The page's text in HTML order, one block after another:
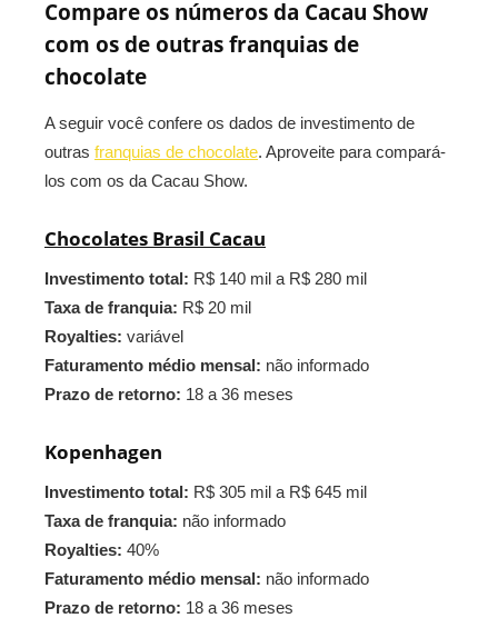
Compare os números da Cacau Show
com os de outras franquias de
chocolate
A seguir você confere os dados de investimento de
outras franquias de chocolate. Aproveite para compará-
los com os da Cacau Show.
Chocolates Brasil Cacau
Investimento total: R$ 140 mil a R$ 280 mil
Taxa de franquia: R$ 20 mil
Royalties: variável
Faturamento médio mensal: não informado
Prazo de retorno: 18 a 36 meses
Kopenhagen
Investimento total: R$ 305 mil a R$ 645 mil
Taxa de franquia: não informado
Royalties: 40%
Faturamento médio mensal: não informado
Prazo de retorno: 18 a 36 meses